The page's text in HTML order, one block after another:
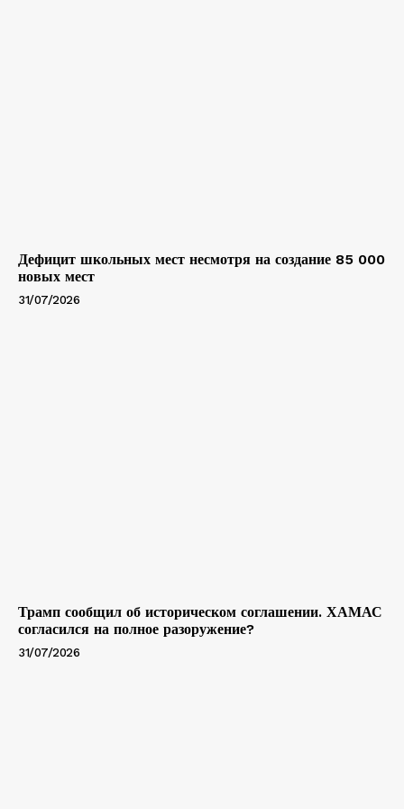
Дефицит школьных мест несмотря на создание 85 000
новых мест
31/07/2026
Трамп сообщил об историческом соглашении. ХАМАС
согласился на полное разоружение?
31/07/2026